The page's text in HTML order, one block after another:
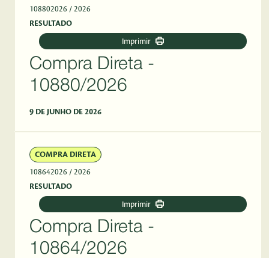
108802026 / 2026
RESULTADO
Imprimir
Compra Direta -
10880/2026
9 DE JUNHO DE 2026
COMPRA DIRETA
108642026 / 2026
RESULTADO
Imprimir
Compra Direta -
10864/2026